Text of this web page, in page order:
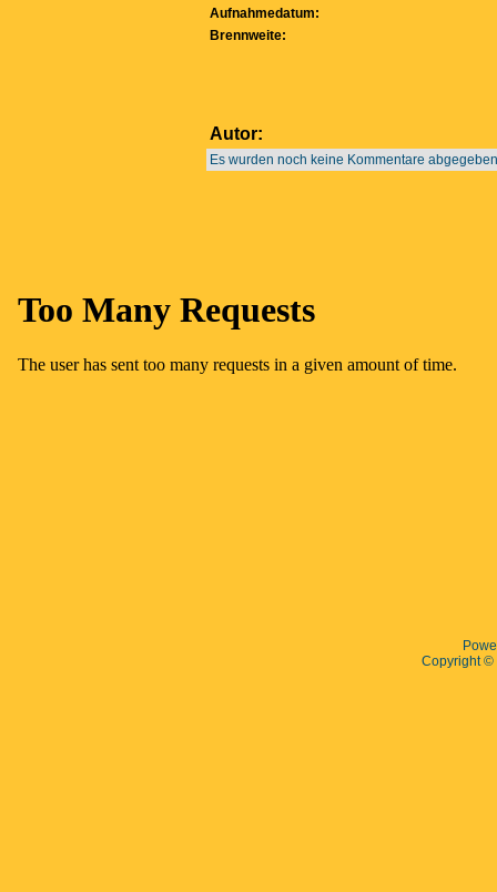
Aufnahmedatum:
Brennweite:
Autor:
Es wurden noch keine Kommentare
Copyright